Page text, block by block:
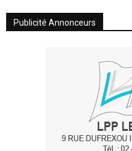
Publicité Annonceurs